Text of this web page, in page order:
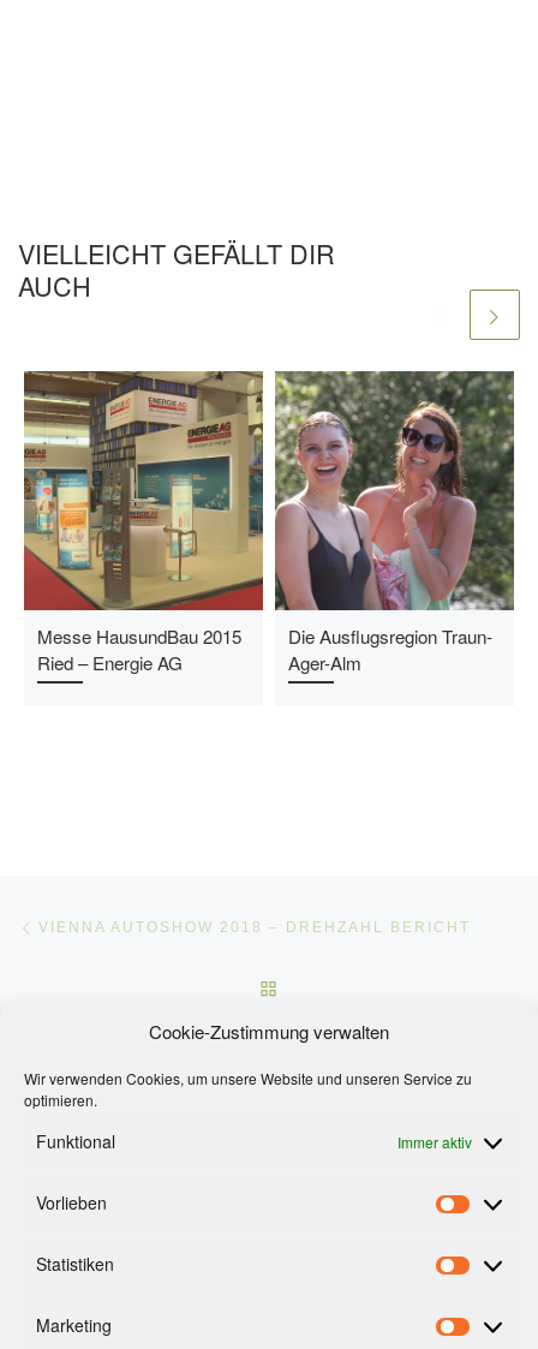
Cookie-Zustimmung verwalten
Wir verwenden Cookies, um unsere Website und unseren Service zu
optimieren.
Funktional Immer aktiv
Vorlieben
Statistiken
Marketing
VIELLEICHT GEFÄLLT DIR
AUCH
Messe HausundBau 2015
Ried – Energie AG
Die Ausflugsregion Traun-
Ager-Alm
Beitragsnavigation
VIENNA AUTOSHOW 2018 – DREHZAHL BERICHT
KASBERG WINTER 2018 – BERGAUF BERICHT
Footermenue
AGB’s
Cookie-Richtlinie (EU)